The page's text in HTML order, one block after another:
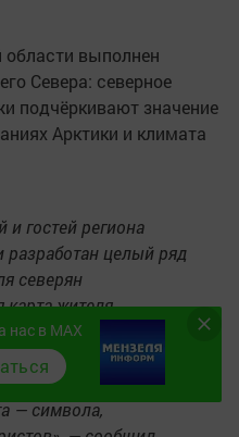
выполнен
Севера: северное
подчёркивают значение
Арктики и климата
и гостей региона
целый ряд
северян
карта жителя,
спектр услуг.
воспользоваться
которой теперь
— символа,
нас в MAX